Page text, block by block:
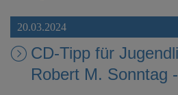
20.03.2024
CD-Tipp für
Robert M. Sonntag